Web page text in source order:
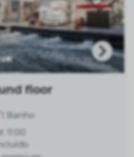
floor
Banho